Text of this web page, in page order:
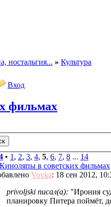
ностальгия... » Культура
Вход
фильмах
• 1, 2, 3, 4, 5, 6, 7, 8 ... 14
в советских фильмах
Vovka: 18 сен 2012,
privoljski писал(а): "Ирония
планировку Питера поймёт,